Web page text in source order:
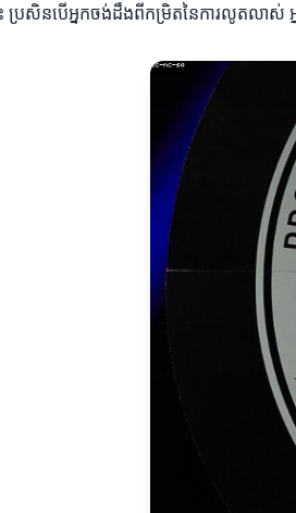
ប្រសិនបើអ្នកចង់ដឹងពីកម្រិតនៃការលូតលាស់ អ្